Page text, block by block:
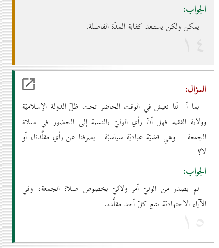
الجواب:
يمكن ولكن يستبعد كفاية المدّة الفاصلة.
۱٤
السؤال:
بما أ نّنا نعيش في الوقت الحاضر تحت ظلّ الدولة الإسلاميّة
وولاية الفقيه فهل أنّ رأي الوليّ بالنسبة إلى الحضور في صلاة
الجمعة ـ وهي قضيّة عباديّة سياسيّة ـ يصرفنا عن رأي مقلَّدنا، أو
لا؟
الجواب:
لم يصدر من الوليّ أمر ولائيّ بخصوص صلاة الجمعة، وفي
الآراء الاجتهاديّة يتبع كلّ أحد مقلَّده.
۱٥